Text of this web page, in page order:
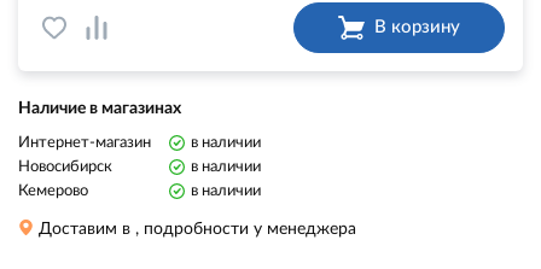
В корзину
Наличие в магазинах
Интернет-магазин
в наличии
Новосибирск
в наличии
Кемерово
в наличии
Доставим в , подробности у менеджера